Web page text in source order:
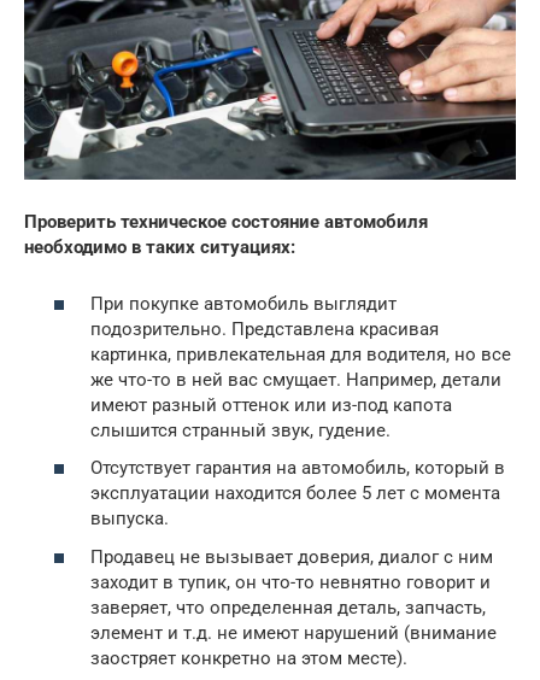
Проверить техническое состояние автомобиля
необходимо в таких ситуациях:
При покупке автомобиль выглядит
подозрительно. Представлена красивая
картинка, привлекательная для водителя, но все
же что-то в ней вас смущает. Например, детали
имеют разный оттенок или из-под капота
слышится странный звук, гудение.
Отсутствует гарантия на автомобиль, который в
эксплуатации находится более 5 лет с момента
выпуска.
Продавец не вызывает доверия, диалог с ним
заходит в тупик, он что-то невнятно говорит и
заверяет, что определенная деталь, запчасть,
элемент и т.д. не имеют нарушений (внимание
заостряет конкретно на этом месте).